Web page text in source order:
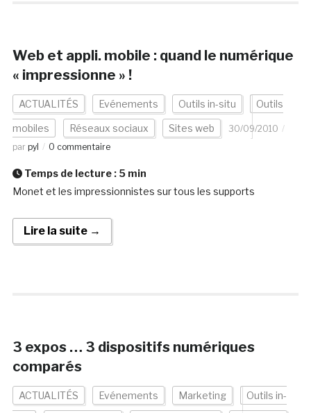
Web et appli. mobile : quand le numérique
« impressionne » !
ACTUALITÉS Evénements Outils in-situ Outils
mobiles Réseaux sociaux Sites web
30/09/2010
par pyl 0 commentaire
Temps de lecture : 5 min
Monet et les impressionnistes sur tous les supports
Lire la suite →
3 expos … 3 dispositifs numériques
comparés
ACTUALITÉS Evénements Marketing Outils in-